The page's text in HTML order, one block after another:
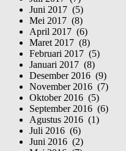
Juni 2017 (5)
Mei 2017 (8)
April 2017 (6)
Maret 2017 (8)
Februari 2017 (5)
Januari 2017 (8)
Desember 2016 (9)
November 2016 (7)
Oktober 2016 (5)
September 2016 (6)
Agustus 2016 (1)
Juli 2016 (6)
Juni 2016 (2)